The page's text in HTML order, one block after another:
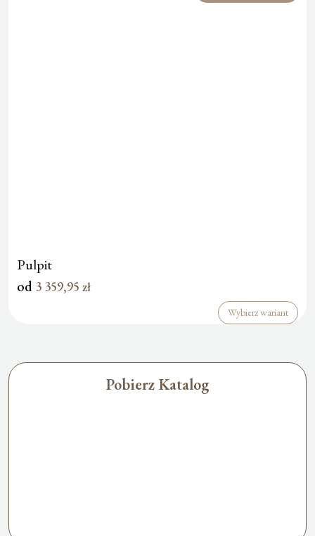
Pulpit
od 3 359,95 zł
Wybierz wariant
Pobierz Katalog